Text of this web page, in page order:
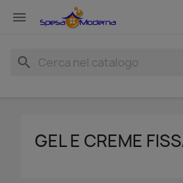

search
GEL E CREME